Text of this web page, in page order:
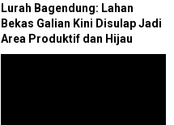
Lurah Bagendung: Lahan
Bekas Galian Kini Disulap Jadi
Area Produktif dan Hijau